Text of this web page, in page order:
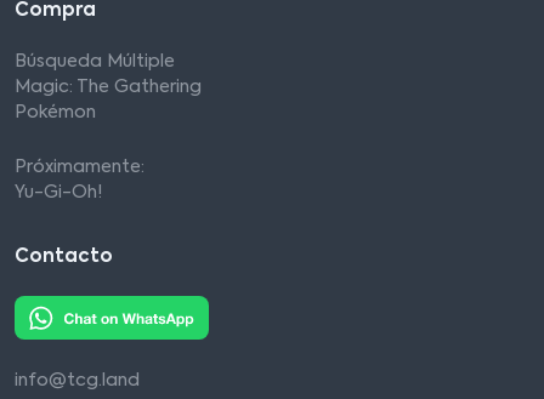
Compra
Búsqueda Múltiple
Magic: The Gathering
Pokémon
Próximamente:
Yu-Gi-Oh!
Contacto
info@tcg.land